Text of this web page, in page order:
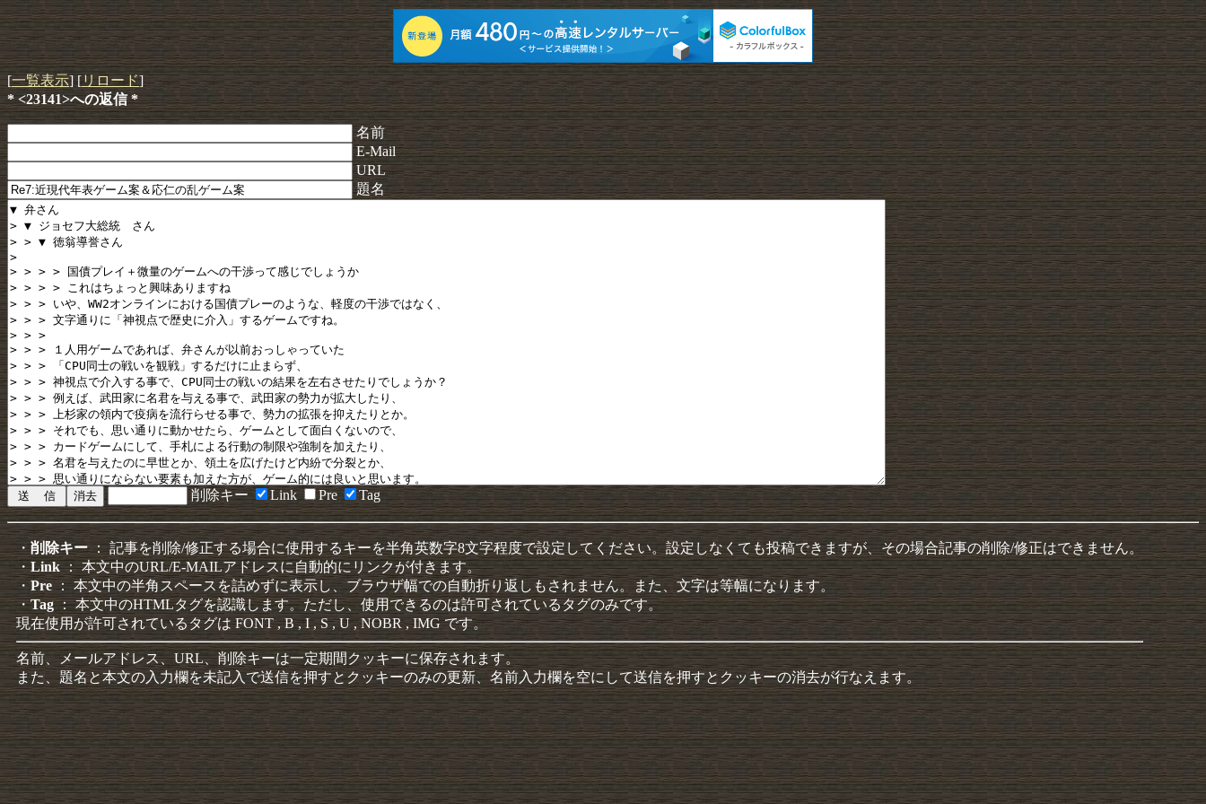
[一覧表示] [リロード]
* <23141>への返信 *
名前
E-Mail
URL
題名
削除キー Link Pre Tag
・ 削除キー： 記事を削除/修正する場合に使用するキーを半角英数字8文字程度で設定してください。設定しなくても投稿できますが、その場合記事の削除/修正はできません。
・Link： 本文中のURL/E-MAILアドレスに自動的にリンクが付きます。
・Pre ： 本文中の半角スペースを詰めずに表示し、ブラウザ幅での自動折り返しもされません。また、文字は等幅になります。
・Tag： 本文中のHTMLタグを認識します。ただし、使用できるのは許可されているタグのみです。
現在使用が許可されているタグは FONT , B , I , S , U , NOBR , IMG です。
名前、メールアドレス、URL、削除キーは一定期間クッキーに保存されます。
また、題名と本文の入力欄を未記入で送信を押すとクッキーのみの更新、名前入力欄を空にして送信を押すとクッキーの消去が行なえます。